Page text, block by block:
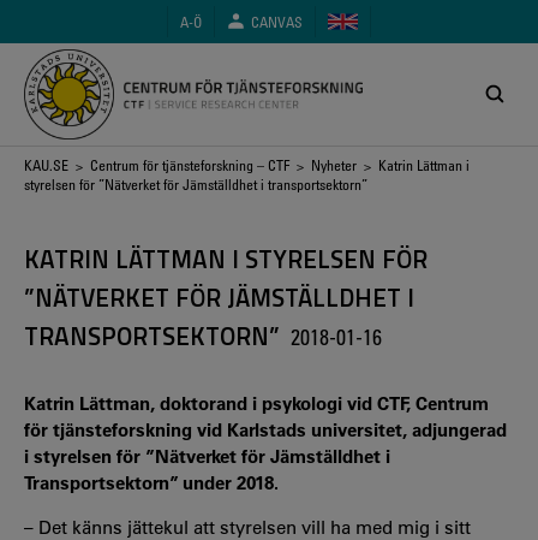
huvudinnehåll
A-Ö CANVAS
Länkstig
KAU.SE > Centrum för tjänsteforskning – CTF > Nyheter > Katrin Lättman i
styrelsen för ”Nätverket för Jämställdhet i transportsektorn”
KATRIN LÄTTMAN I STYRELSEN FÖR
”NÄTVERKET FÖR JÄMSTÄLLDHET I
TRANSPORTSEKTORN” 2018-01-16
Katrin Lättman, doktorand i psykologi vid CTF, Centrum
för tjänsteforskning vid Karlstads universitet, adjungerad
i styrelsen för ”Nätverket för Jämställdhet i
Transportsektorn” under 2018.
– Det känns jättekul att styrelsen vill ha med mig i sitt